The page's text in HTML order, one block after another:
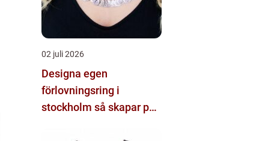
02 juli 2026
Designa egen
förlovningsring i
stockholm så skapar par